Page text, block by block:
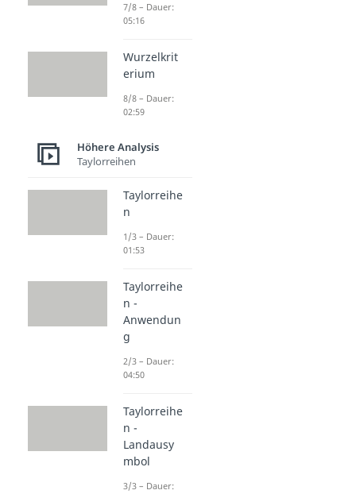
7/8 – Dauer:
05:16
Wurzelkrit
erium
8/8 – Dauer:
02:59
Höhere Analysis
Taylorreihen
Taylorreihe
n
1/3 – Dauer:
01:53
Taylorreihe
n -
Anwendun
g
2/3 – Dauer:
04:50
Taylorreihe
n -
Landausy
mbol
3/3 – Dauer: